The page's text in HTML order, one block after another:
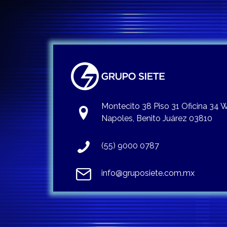
Montecito 38 Piso 31 Oficina 34
Napoles, Benito Juárez 03810
(55) 9000 0787
info@gruposiete.com.mx